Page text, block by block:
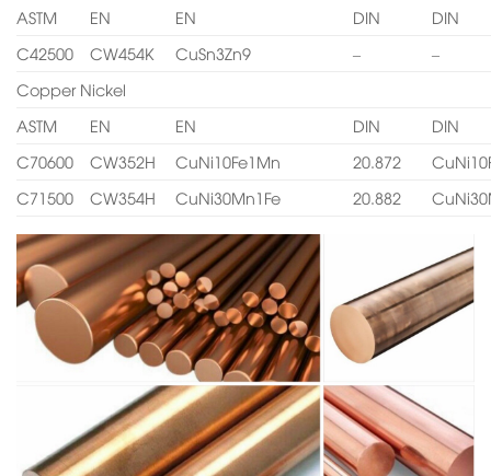
ASTM EN EN DIN
DIN
C42500
CW454K CuSn3Zn9 –
–
Copper Nickel
ASTM
EN EN DIN
DIN
C70600
CW352H CuNi10Fe1Mn 20.872
C71500
CW354H CuNi30Mn1Fe 20.882